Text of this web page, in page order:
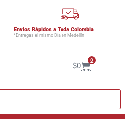
Envíos Rápidos a Toda Colombia
*Entregas el mismo Día en Medellín
$0
0